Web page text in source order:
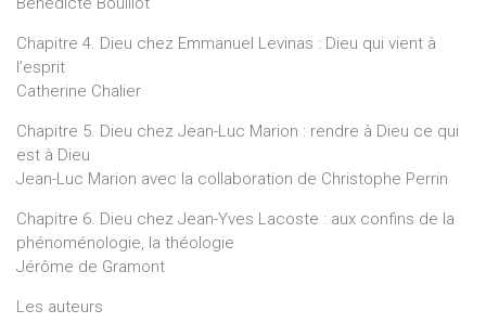
Chapitre 4. Dieu chez Emmanuel Levinas : Dieu qui vient à
l’esprit
Catherine Chalier
Chapitre 5. Dieu chez Jean-Luc Marion : rendre à Dieu ce qui
est à Dieu
Jean-Luc Marion avec la collaboration de Christophe Perrin
Chapitre 6. Dieu chez Jean-Yves Lacoste : aux confins de la
phénoménologie, la théologie
Jérôme de Gramont
Les auteurs